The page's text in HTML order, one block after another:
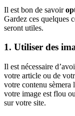
Il est bon de savoir
Gardez ces quelques
seront utiles.
1. Utiliser des
Il est nécessaire
votre article ou de
votre contenu sèmera
votre image est flou
sur votre site.